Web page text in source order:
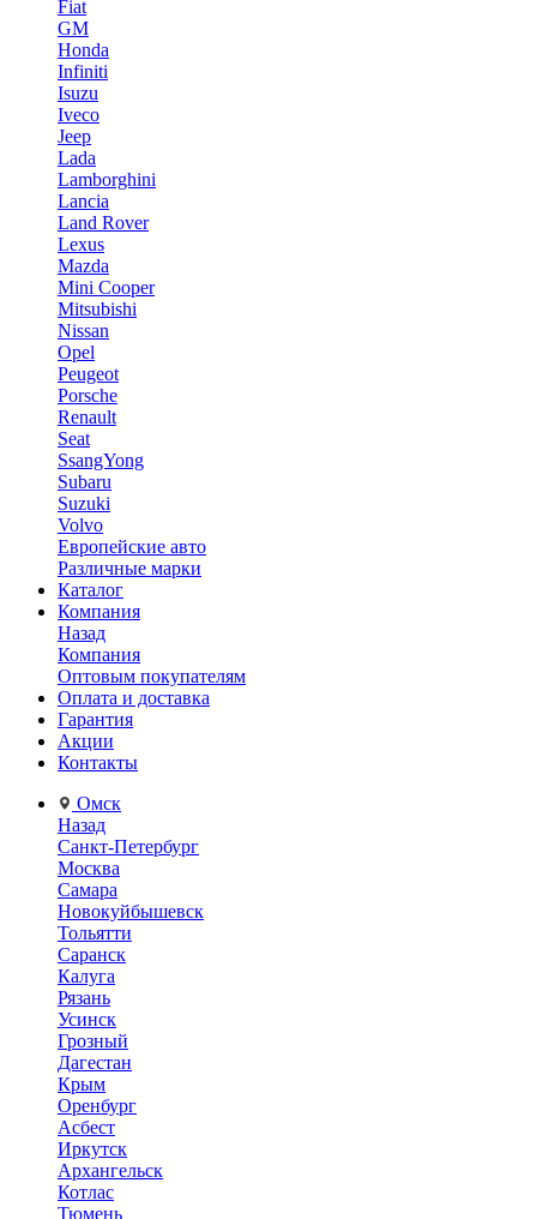
Fiat
GM
Honda
Infiniti
Isuzu
Iveco
Jeep
Lada
Lamborghini
Lancia
Land Rover
Lexus
Mazda
Mini Cooper
Mitsubishi
Nissan
Opel
Peugeot
Porsche
Renault
Seat
SsangYong
Subaru
Suzuki
Volvo
Европейские авто
Различные марки
Каталог
Компания
Назад
Компания
Оптовым покупателям
Оплата и доставка
Гарантия
Акции
Контакты
Омск
Назад
Санкт-Петербург
Москва
Самара
Новокуйбышевск
Тольятти
Саранск
Калуга
Рязань
Усинск
Грозный
Дагестан
Крым
Оренбург
Асбест
Иркутск
Архангельск
Котлас
Тюмень